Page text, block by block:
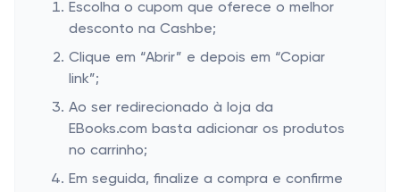
Escolha o cupom que oferece o melhor
desconto na Cashbe;
Clique em “Abrir” e depois em “Copiar
link”;
Ao ser redirecionado à loja da
EBooks.com basta adicionar os produtos
no carrinho;
Em seguida, finalize a compra e confirme